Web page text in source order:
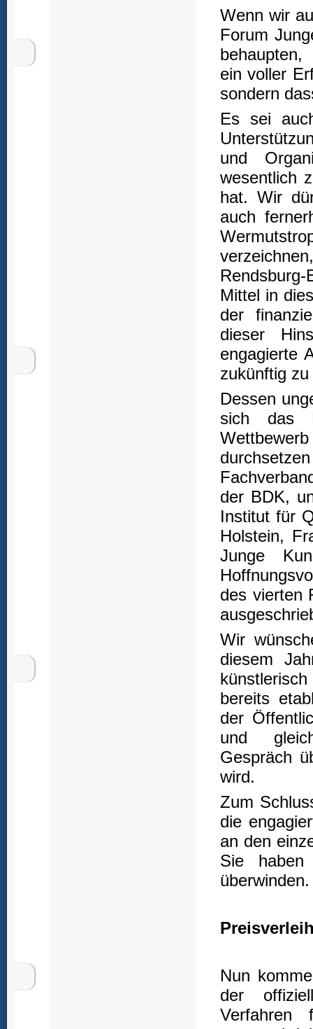
Wenn wir
Forum
ein voller
sondern
Es sei
und
wesentlich
hat. Wir
auch
Mittel in
der
dieser
engagierte
zukünftig
Dessen
sich das
der BDK,
Institut für
Holstein,
Junge
des vierten
Wir
diesem
bereits
der
und
Gespräch
wird.
Zum
die
an den
Sie haben
Nun
der
Verfahren